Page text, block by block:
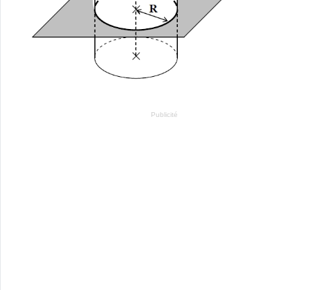
Publicité